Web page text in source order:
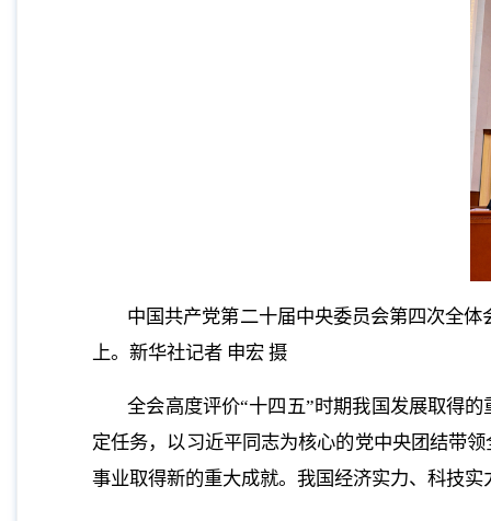
中国共产党第二十届中央委员会第四次全
上。新华社记者 申宏 摄
全会高度评价“十四五”时期我国发展取得
定任务，以习近平同志为核心的党中央团结带
事业取得新的重大成就。我国经济实力、科技